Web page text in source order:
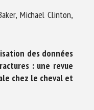
Michael Clinton,
des données
: une revue
chez le cheval et